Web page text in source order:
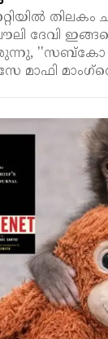
തിലകം
ദേവി
''സബ്‌കോ
മാഫി